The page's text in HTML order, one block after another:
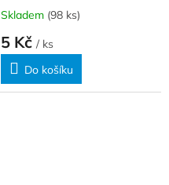
Skladem (98 ks)
5 Kč / ks
Do košíku